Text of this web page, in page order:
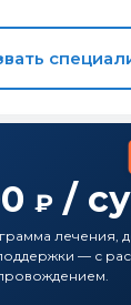
₽ /
лечения,
— с